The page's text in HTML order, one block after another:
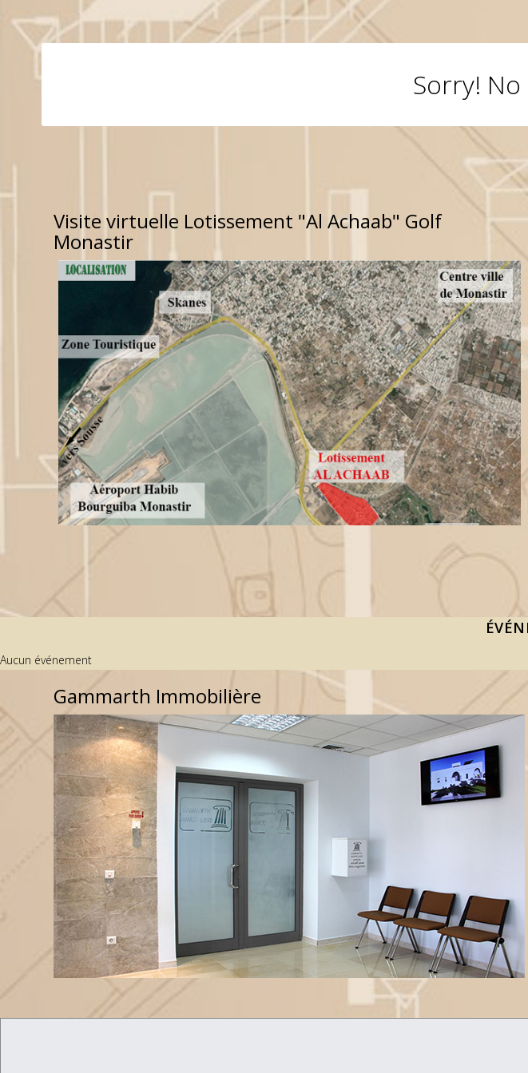
Sorry!
Visite virtuelle Lotissement "Al Achaab" Golf
Monastir
Aucun événement
Gammarth Immobilière